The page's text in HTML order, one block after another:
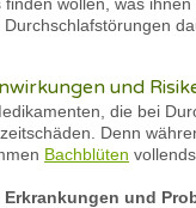
und
die bei
Denn
Bachblüten
Erkrankungen und